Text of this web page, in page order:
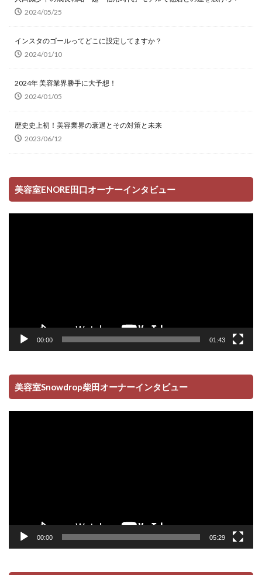
2024/05/25
インスタのゴールってどこに設定してますか？
2024/01/10
2024年 美容業界勝手に大予想！
2024/01/05
歴史史上初！美容業界の衰退とその対策と未来
2023/06/12
美容室ENORE田口オーナーインタビュー
動
00:00 01:43
美容室Snowdrop柴田オーナーインタビュー
動
00:00 05:29